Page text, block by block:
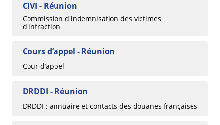
CIVI - Réunion
Commission d'indemnisation des victimes
d'infraction
Cours d’appel - Réunion
Cour d’appel
DRDDI - Réunion
DRDDI : annuaire et contacts des douanes françaises